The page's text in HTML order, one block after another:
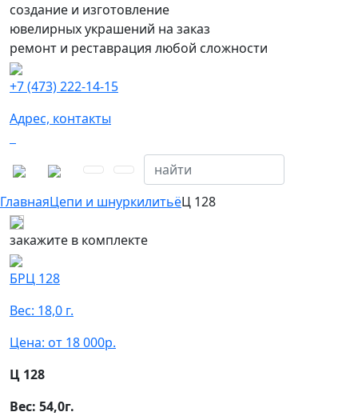
создание и изготовление
ювелирных украшений на заказ
ремонт и реставрация любой сложности
+7 (473) 222-14-15
Адрес, контакты
ГлавнаяЦепи и шнуркилитьёЦ 128
закажите в комплекте
БРЦ 128
Вес: 18,0 г.
Цена: от 18 000р.
Ц 128
Вес: 54,0г.